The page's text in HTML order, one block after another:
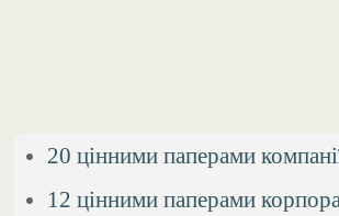
20 цінними паперами
12 цінними паперами